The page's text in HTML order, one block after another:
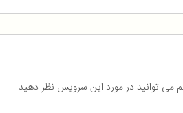
می توانید در مورد این سرویس نظر دهید